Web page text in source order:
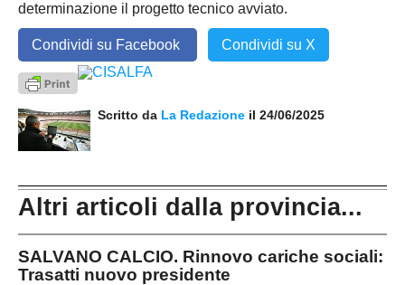
determinazione il progetto tecnico avviato.
Condividi su Facebook Condividi su X
Scritto da La Redazione il 24/06/2025
Altri articoli dalla provincia...
SALVANO CALCIO. Rinnovo cariche sociali:
Trasatti nuovo presidente